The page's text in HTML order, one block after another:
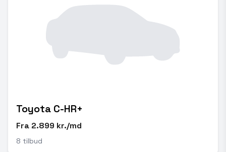
Toyota C-HR+
Fra 2.899 kr./md
8 tilbud